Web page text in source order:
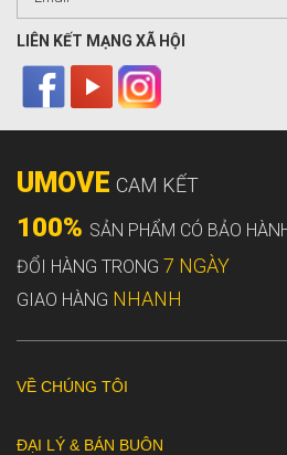
LIÊN KẾT MẠNG XÃ HỘI
UMOVE CAM KẾT
100% SẢN PHẨM CÓ BẢO
ĐỔI HÀNG TRONG 7 NGÀY
GIAO HÀNG NHANH
VỀ CHÚNG TÔI
ĐẠI LÝ & BÁN BUÔN